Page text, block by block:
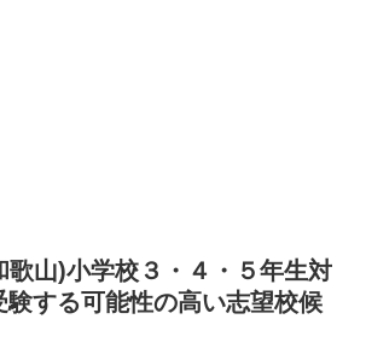
歌山)小学校３・４・５年生対
験する可能性の高い志望校候